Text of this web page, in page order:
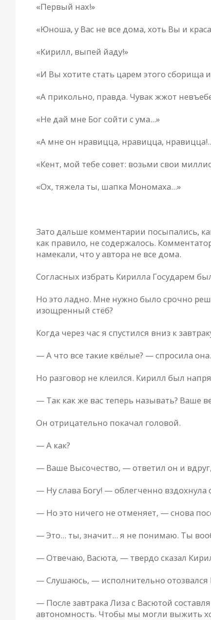
«Первый нах!»
«Юноша, у Вас не все дома, хоть Вы и
«Кирилл, выпей йаду!»
«И Вы хотите стать царем этого сборища
«А прикольно, правда. Чувак жжот
«Не дай мне Бог сойти с ума...»
«А мне он нравицца, нравицца,
«Кент, мой тебе совет: возьми свои
«Ох, тяжела ты, шапка Мономаха...»
Зато дальше комментарии посыпались,
как правило, не содержалось.
намекали, что у автора не все дома.
Согласных избрать Кирилла Государем
Но это ладно. Мне нужно было срочно
изощренный стёб?
Когда через час я спустился вниз к
— А что все такие квёлые? — спросила
Но разговор не клеился. Кирилл был
— Так как же вас теперь называть? Ваше
Он отрицательно покачал головой.
— А как?
— Ваше Высочество, — ответил он и
— Ну слава Богу! — облегченно
— Но это ничего не отменяет, — снова
— Это... ты, значит... я не понимаю. Ты
— Отвечаю, Васюта, — твердо сказал
— Слушаюсь, — исполнительно
— После завтрака Лиза с Васютой
автономность. Чтобы мы могли выжить